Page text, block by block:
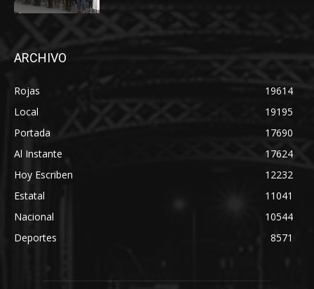
ARCHIVO
Rojas
19614
Local
19195
Portada
17690
Al Instante
17624
Hoy Escriben
12232
Estatal
11041
Nacional
10544
Deportes
8571